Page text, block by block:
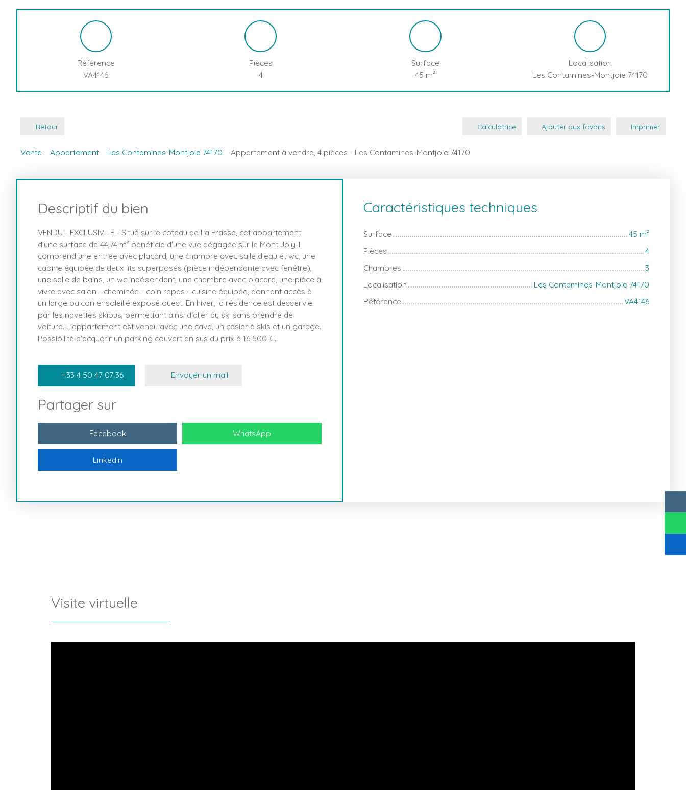
Référence
VA4146
Pièces
4
Surface
45 m²
Localisation
Les Contamines-Montjoie 74170
Retour Calculatrice Ajouter aux favoris Imprimer
Vente Appartement Les Contamines-Montjoie 74170 Appartement à vendre, 4 pièces - Les Contamines-Montjoie 74170
Descriptif du bien
VENDU - EXCLUSIVITÉ - Situé sur le coteau de La Frasse, cet appartement
d'une surface de 44,74 m² bénéficie d'une vue dégagée sur le Mont Joly. Il
comprend une entrée avec placard, une chambre avec salle d'eau et wc, une
cabine équipée de deux lits superposés (pièce indépendante avec fenêtre),
une salle de bains, un wc indépendant, une chambre avec placard, une pièce à
vivre avec salon - cheminée - coin repas - cuisine équipée, donnant accès à
un large balcon ensoleillé exposé ouest. En hiver, la résidence est desservie
par les navettes skibus, permettant ainsi d'aller au ski sans prendre de
voiture. L'appartement est vendu avec une cave, un casier à skis et un garage.
Possibilité d'acquérir un parking couvert en sus du prix à 16 500 €.
+33 4 50 47 07 36 Envoyer un mail
Partager sur
Facebook WhatsApp
Linkedin
Caractéristiques techniques
Surface 45 m²
Pièces
4
Chambres
3
Localisation
Les Contamines-Montjoie 74170
Référence
VA4146
Visite virtuelle